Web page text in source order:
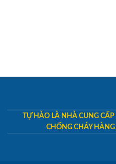
TỰ HÀO LÀ NHÀ CUNG
CHỐNG CHÁY